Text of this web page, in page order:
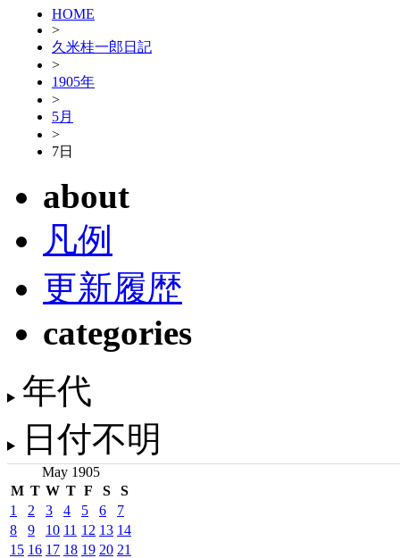
HOME
>
久米桂一郎日記
>
1905年
>
5月
>
7日
about
凡例
更新履歴
categories
年代
日付不明
May 1905
M T W T F S S
1 2 3 4 5 6
7
8
9 10 11 12 13 14
15 16 17 18 19 20 21